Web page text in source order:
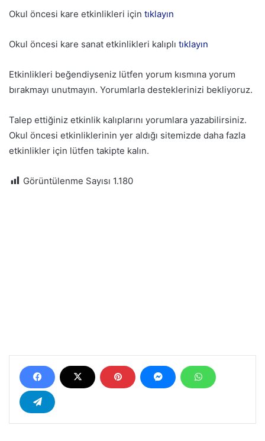
Okul öncesi kare etkinlikleri için tıklayın
Okul öncesi kare sanat etkinlikleri kalıplı tıklayın
Etkinlikleri beğendiyseniz lütfen yorum kısmına yorum
bırakmayı unutmayın. Yorumlarla desteklerinizi bekliyoruz.
Talep ettiğiniz etkinlik kalıplarını yorumlara yazabilirsiniz.
Okul öncesi etkinliklerinin yer aldığı sitemizde daha fazla
etkinlikler için lütfen takipte kalın.
Görüntülenme Sayısı 1.180